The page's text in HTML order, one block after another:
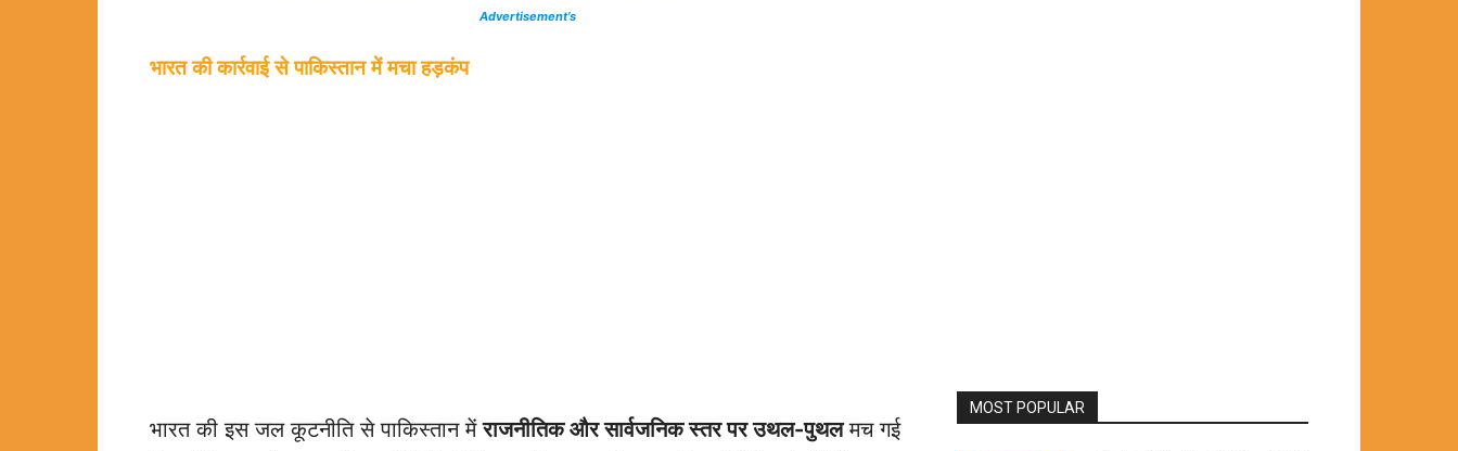
Advertisement’s
भारत की कार्रवाई से पाकिस्तान में मचा हड़कंप
भारत की इस जल कूटनीति से पाकिस्तान मेंराजनीतिक और सार्वजनिक स्तर पर उथल-पुथलमच गई
MOST POPULAR